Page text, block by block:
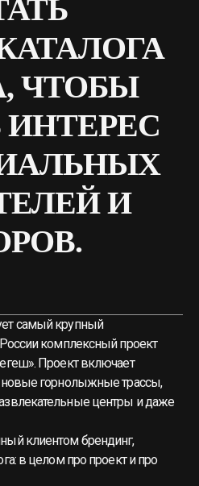
ЧТОБЫ
ИНТЕРЕС
И
самый крупный
комплексный проект
Проект включает
новые горнолыжные трассы,
центры и даже
клиентом брендинг,
в целом про проект и про